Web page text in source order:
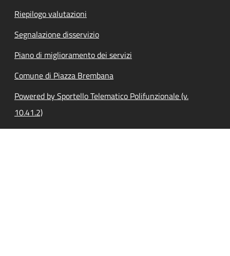
Riepilogo valutazioni
Segnalazione disservizio
Piano di miglioramento dei servizi
Comune di Piazza Brembana
Powered by Sportello Telematico Polifunzionale (v.
10.41.2)